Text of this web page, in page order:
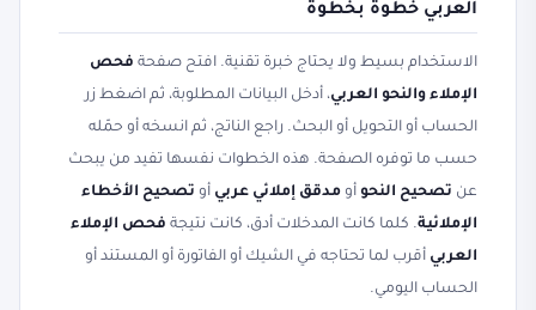
العربي خطوة بخطوة
الاستخدام بسيط ولا يحتاج خبرة تقنية. افتح صفحة فحص
الإملاء والنحو العربي، أدخل البيانات المطلوبة، ثم اضغط زر
الحساب أو التحويل أو البحث. راجع الناتج، ثم انسخه أو حمّله
حسب ما توفره الصفحة. هذه الخطوات نفسها تفيد من يبحث
عن تصحيح النحو أو مدقق إملائي عربي أو تصحيح الأخطاء
الإملائية. كلما كانت المدخلات أدق، كانت نتيجة فحص الإملاء
العربي أقرب لما تحتاجه في الشيك أو الفاتورة أو المستند أو
الحساب اليومي.